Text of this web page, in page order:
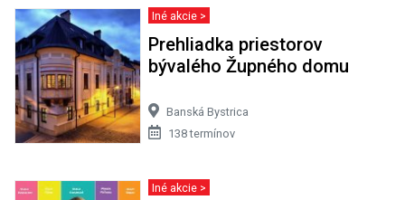
Iné akcie >
Prehliadka priestorov
bývalého Župného domu
Banská Bystrica
138 termínov
Iné akcie >